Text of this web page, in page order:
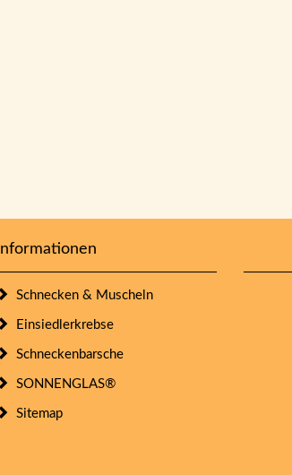
Informationen
Schnecken & Muscheln
Einsiedlerkrebse
Schneckenbarsche
SONNENGLAS®
Sitemap